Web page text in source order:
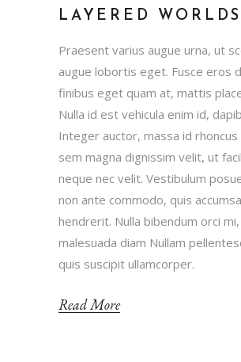
LAYERED WORLDS
Praesent varius augue urna, ut
augue lobortis eget. Fusce eros
finibus eget quam at, mattis
Nulla id est vehicula enim id,
Integer auctor, massa id
sem magna dignissim velit, ut
neque nec velit. Vestibulum
non ante commodo, quis
hendrerit. Nulla bibendum orci
malesuada diam Nullam
quis suscipit ullamcorper.
Read More